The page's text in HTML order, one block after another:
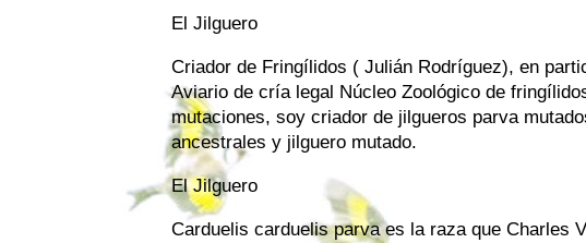
El Jilguero
Criador de Fringílidos ( Julián Rodríguez), en
Aviario de cría legal Núcleo Zoológico de
mutaciones, soy criador de jilgueros parva
ancestrales y jilguero mutado.
El Jilguero
Carduelis carduelis parva es la raza que Charles